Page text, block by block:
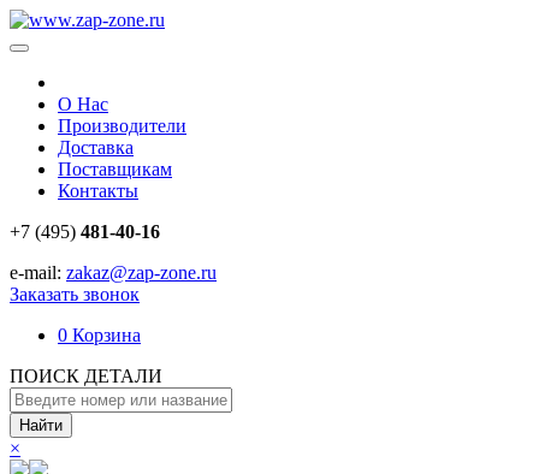
О Нас
Производители
Доставка
Поставщикам
Контакты
+7 (495) 481-40-16
e-mail: zakaz@zap-zone.ru
Заказать звонок
0 Корзина
ПОИСК ДЕТАЛИ
Найти
×